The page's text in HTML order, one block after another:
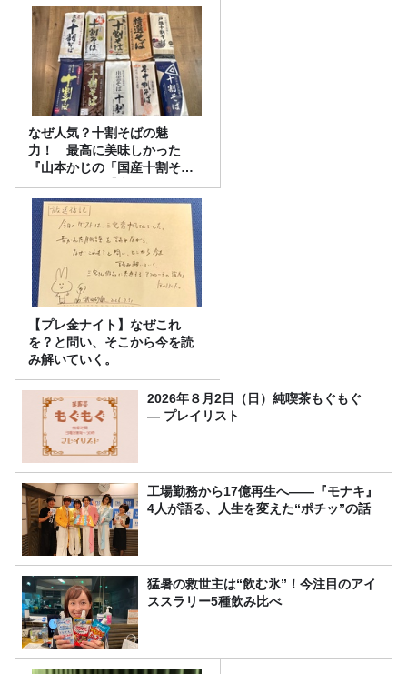
なぜ人気？十割そばの魅
力！ 最高に美味しかった
『山本かじの「国産十割そ
ば」』とは？【十割そば10種
食べ比べ】
【プレ金ナイト】なぜこれ
を？と問い、そこから今を読
み解いていく。
2026年８月2日（日）純喫茶もぐもぐ
― プレイリスト
工場勤務から17億再生へ——『モナキ』
4人が語る、人生を変えた“ポチッ”の話
猛暑の救世主は“飲む氷”！今注目のアイ
ススラリー5種飲み比べ